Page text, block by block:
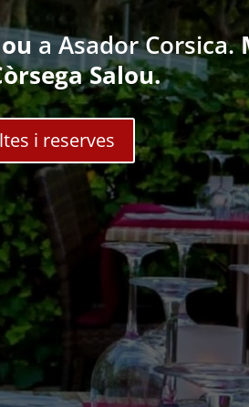
a Asador Corsica.
Salou.
i reserves